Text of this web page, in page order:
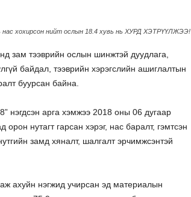
нас хохирсон нийт ослын 18.4 хувь нь ХУРД ХЭТРҮҮЛЖЭЭ!
зам тээврийн ослын шинжтэй дуудлага,
байдал, тээврийн хэрэгслийн ашиглалтын
буурсан байна.
нэгдсэн арга хэмжээ 2018 оны 06 дугаар
нутагт гарсан хэрэг, нас баралт, гэмтсэн
замд хяналт, шалгалт эрчимжсэнтэй
ахуйн нэгжид учирсан эд материалын